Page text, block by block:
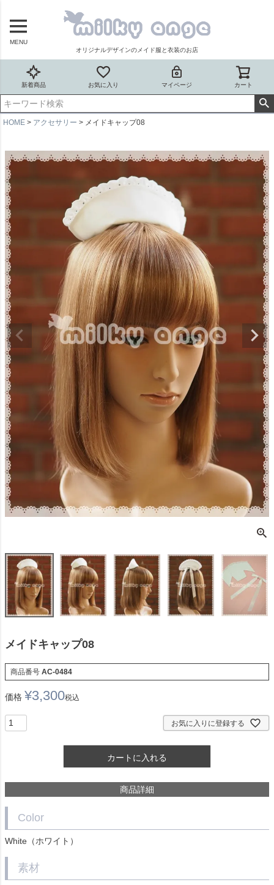
MENU
オリジナルデザインのメイド服と衣装のお店
新着商品 お気に入り マイページ カート
HOME アクセサリー メイドキャップ08
メイドキャップ08
商品番号 AC-0484
価格 ¥3,300税込
お気に入りに登録する
カートに入れる
商品詳細
Color
White（ホワイト）
素材